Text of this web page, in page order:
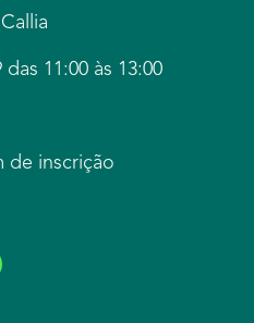
11:00 às 13:00
de inscrição